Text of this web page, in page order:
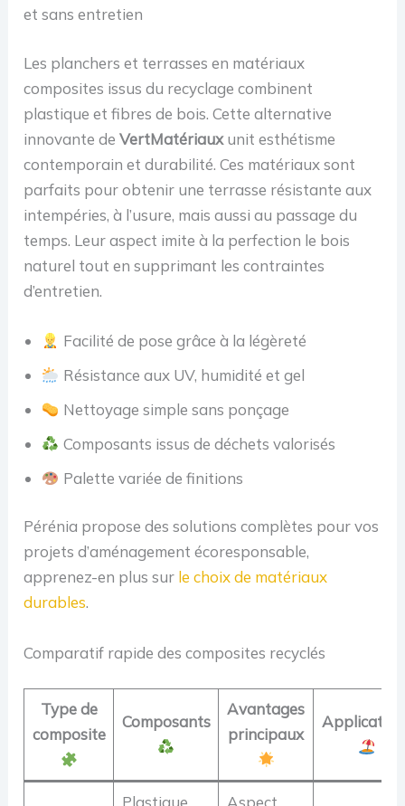
et sans entretien
Les planchers et terrasses en matériaux
composites issus du recyclage combinent
plastique et fibres de bois. Cette alternative
innovante deVertMatériauxunit esthétisme
contemporain et durabilité. Ces matériaux sont
parfaits pour obtenir une terrasse résistante aux
intempéries, à l’usure, mais aussi au passage du
temps. Leur aspect imite à la perfection le bois
naturel tout en supprimant les contraintes
d’entretien.
Facilité de pose grâce à la légèreté
Résistance aux UV, humidité et gel
Nettoyage simple sans ponçage
Composants issus de déchets valorisés
Palette variée de finitions
Pérénia propose des solutions complètes pour vos
projets d’aménagement écoresponsable,
apprenez-en plus sur le choix de matériaux
durables.
Comparatif rapide des composites recyclés
Type de
composite
Composants
Avantages
principaux
Plastique Aspect